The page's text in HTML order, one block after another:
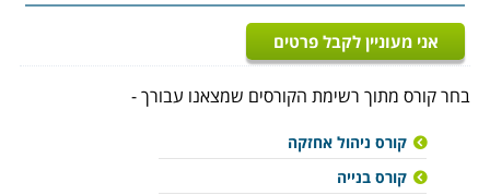
אני מעוניין לקבל פרטים
בחר קורס מתוך רשימת הקורסים שמצאנו עבורך -
קורס ניהול אחזקה
קורס בנייה